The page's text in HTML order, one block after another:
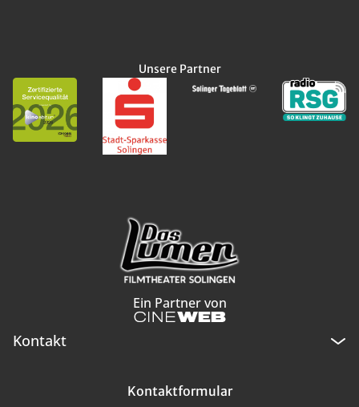
Unsere Partner
Ein Partner von
Kontakt
Kontaktformular